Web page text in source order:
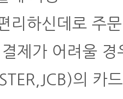
리하신데로 주
제가 어려울
의 카